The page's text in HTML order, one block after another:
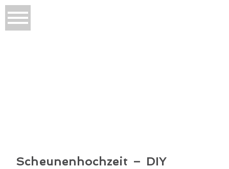
Scheunenhochzeit – DIY